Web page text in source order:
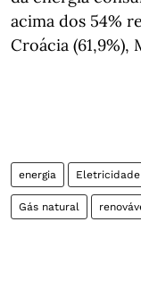
acima dos 54%
Croácia (61,9%),
energia Eletricidade
Gás natural